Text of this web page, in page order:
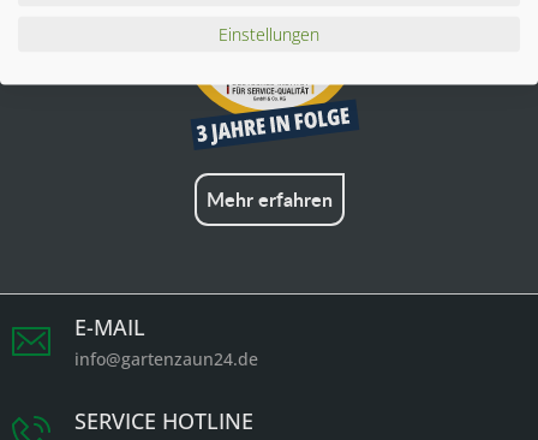
Mehr erfahren
E-MAIL
info@gartenzaun24.de
SERVICE HOTLINE
Einstellungen